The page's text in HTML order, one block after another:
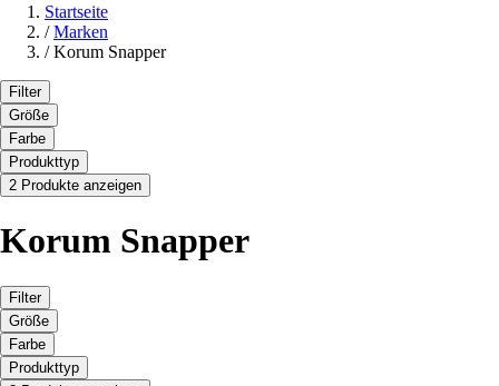
Startseite
/ Marken
/ Korum Snapper
Filter
Größe
Farbe
Produkttyp
2 Produkte anzeigen
Korum Snapper
Filter
Größe
Farbe
Produkttyp